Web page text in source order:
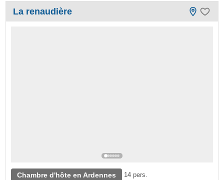
La renaudière
Chambre d'hôte en Ardennes 14 pers.